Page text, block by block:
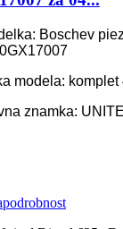
Boschev
modela: komplet
znamka:
podrobnost